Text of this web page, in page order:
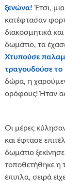
ξενώνα! Έτσι,
κατέφτασαν
διακοσμητικά
δωμάτιο, τα
Χτυπούσε
τραγουδούσε το
δώρα, η
ορόφους! Ήταν
Οι μέρες
και έφτασε
δωμάτιο
τοποθετήθηκε η
έπιπλα, σειρά